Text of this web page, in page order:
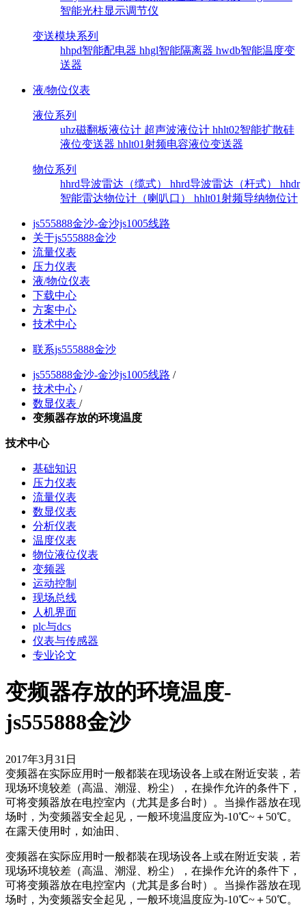
智能光柱显示调节仪
变送模块系列
hhpd智能配电器 hhgl智能隔离器 hwdb智能温度变
送器
液/物位仪表
液位系列
uhz磁翻板液位计 超声波液位计 hhlt02智能扩散硅
液位变送器 hhlt01射频电容液位变送器
物位系列
hhrd导波雷达（缆式） hhrd导波雷达（杆式） hhdr
智能雷达物位计（喇叭口） hhlt01射频导纳物位计
js555888金沙-金沙js1005线路
关于js555888金沙
流量仪表
压力仪表
液/物位仪表
下载中心
方案中心
技术中心
联系js555888金沙
js555888金沙-金沙js1005线路 /
技术中心 /
数显仪表 /
变频器存放的环境温度
技术中心
基础知识
压力仪表
流量仪表
数显仪表
分析仪表
温度仪表
物位液位仪表
变频器
运动控制
现场总线
人机界面
plc与dcs
仪表与传感器
专业论文
变频器存放的环境温度-
js555888金沙
2017年3月31日
变频器在实际应用时一般都装在现场设各上或在附近安装，若
现场环境较差（高温、潮湿、粉尘），在操作允许的条件下，
可将变频器放在电控室内（尤其是多台时）。当操作器放在现
场时，为变频器安全起见，一般环境温度应为-10℃~＋50℃。
在露天使用时，如油田、
变频器在实际应用时一般都装在现场设各上或在附近安装，若
现场环境较差（高温、潮湿、粉尘），在操作允许的条件下，
可将变频器放在电控室内（尤其是多台时）。当操作器放在现
场时，为变频器安全起见，一般环境温度应为-10℃~＋50℃。